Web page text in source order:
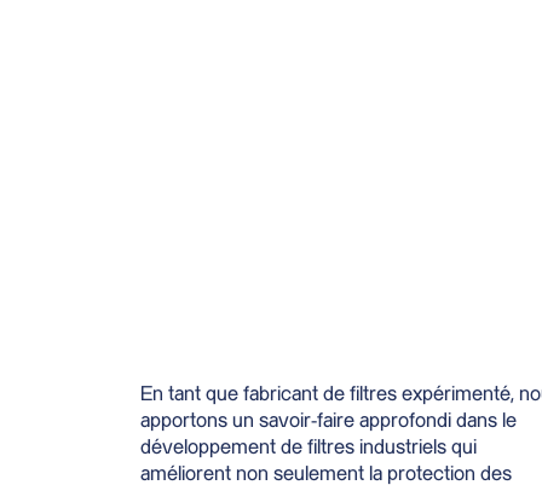
En tant que fabricant de filtres expérimenté,
apportons un savoir-faire approfondi dans le
développement de filtres industriels qui
améliorent non seulement la protection des